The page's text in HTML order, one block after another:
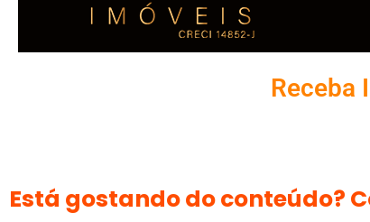
Receba
Está gostando do conteúdo?